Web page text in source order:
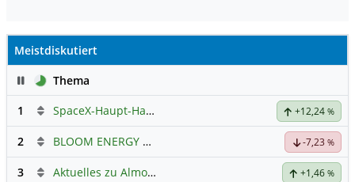
Meistdiskutiert
PauseThema
1
SpaceX-Haupt-Hauptforum +12,24 %
2 BLOOM ENERGY A -7,23 %
3 Aktuelles zu Almonty Industries +1,46 %